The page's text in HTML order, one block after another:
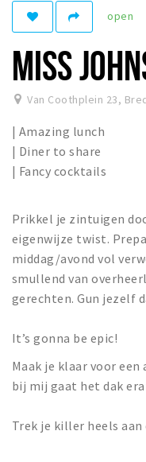
Zorgverzekering
Huisarts en eerste
Q&A
KORTING
Breda Student Shop
Draai aan het rad!
Sport
Nieuws
Agenda
Bezienswaardigheden
Uitjes & activiteiten
Studentenroutes
Natuurgebieden
Party pics
open
MISS
Van Coothplein 23,
| Amazing lunch
| Diner to share
| Fancy cocktails
Prikkel je zintuigen
eigenwijze twist.
middag/avond vol
smullend van
gerechten. Gun jezelf
It’s gonna be epic!
Maak je klaar voor
bij mij gaat het dak
Trek je killer heels